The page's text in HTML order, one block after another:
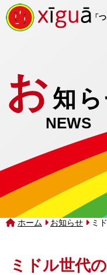
「
お 知
NEWS
ホーム お知らせ ミ
ミドル世代